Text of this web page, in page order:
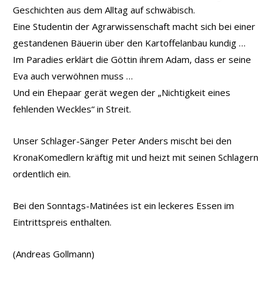
Geschichten aus dem Alltag auf schwäbisch.
Eine Studentin der Agrarwissenschaft macht sich bei einer
gestandenen Bäuerin über den Kartoffelanbau kundig …
Im Paradies erklärt die Göttin ihrem Adam, dass er seine
Eva auch verwöhnen muss …
Und ein Ehepaar gerät wegen der „Nichtigkeit eines
fehlenden Weckles“ in Streit.
Unser Schlager-Sänger Peter Anders mischt bei den
KronaKomedlern kräftig mit und heizt mit seinen Schlagern
ordentlich ein.
Bei den Sonntags-Matinées ist ein leckeres Essen im
Eintrittspreis enthalten.
(Andreas Gollmann)